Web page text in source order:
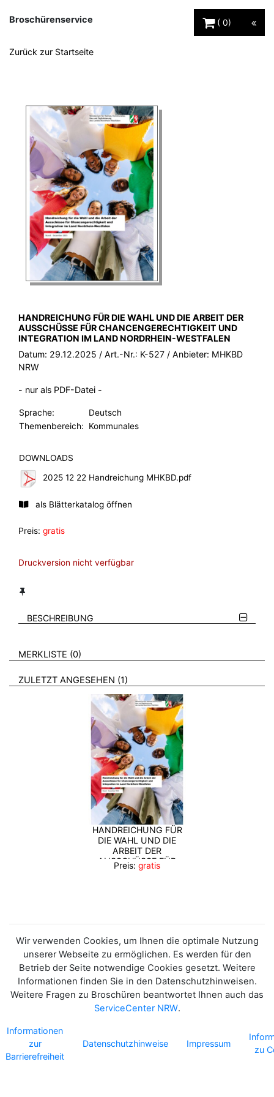
Broschürenservice
0
Zurück zur Startseite
BROSCHÜRE:
HANDREICHUNG FÜR DIE WAHL UND DIE ARBEIT DER
AUSSCHÜSSE FÜR CHANCENGERECHTIGKEIT UND
INTEGRATION IM LAND NORDRHEIN-WESTFALEN
Datum: 29.12.2025 / Art.-Nr.: K-527 / Anbieter: MHKBD
NRW
- nur als PDF-Datei -
Sprache:
Deutsch
Themenbereich:
Kommunales
DOWNLOADS
2025 12 22 Handreichung MHKBD.pdf
als Blätterkatalog öffnen
Preis: gratis
Druckversion nicht verfügbar
BESCHREIBUNG
VERWEISE AUF VERMERKTE- ODER ZULETZT ANGESEHENE
MERKLISTE 0 BROSCHÜREN
ZULETZT ANGESEHEN 1 BROSCHÜREN
HANDREICHUNG FÜR
DIE WAHL UND DIE
ARBEIT DER
AUSSCHÜSSE FÜR
CHANCENGERECHTIGKEIT
Preis: gratis
Wir verwenden Cookies, um Ihnen die optimale Nutzung
unserer Webseite zu ermöglichen. Es werden für den
Betrieb der Seite notwendige Cookies gesetzt. Weitere
Informationen finden Sie in den Datenschutzhinweisen.
Weitere Fragen zu Broschüren beantwortet Ihnen auch das
ServiceCenter NRW.
Informationen
zur
Barrierefreiheit
Datenschutzhinweise Impressum
zu